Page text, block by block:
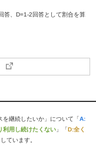
答、D=1-2回答として割合を算
継続したいか」について「A:
利用し続けたくない 」「D:全く
ています。